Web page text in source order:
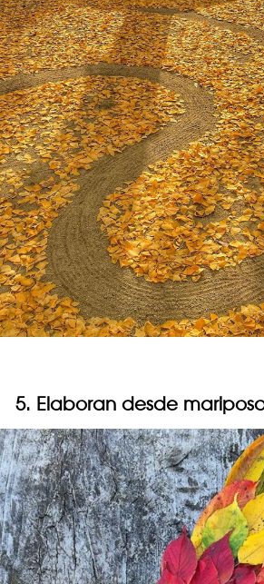
5. Elaboran desde